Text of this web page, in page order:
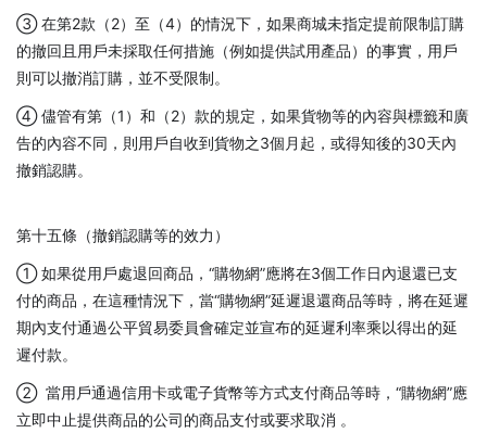
③ 在第2款（2）至（4）的情況下，如果商城未指定提前限制訂購
的撤回且用戶未採取任何措施（例如提供試用產品）的事實，用戶
則可以撤消訂購，並不受限制。
④ 儘管有第（1）和（2）款的規定，如果貨物等的內容與標籤和廣
告的內容不同，則用戶自收到貨物之3個月起，或得知後的30天內
撤銷認購。
第十五條（撤銷認購等的效力）
① 如果從用戶處退回商品，“購物網”應將在3個工作日內退還已支
付的商品，在這種情況下，當“購物網”延遲退還商品等時，將在延遲
期內支付通過公平貿易委員會確定並宣布的延遲利率乘以得出的延
遲付款。
② 當用戶通過信用卡或電子貨幣等方式支付商品等時，“購物網”應
立即中止提供商品的公司的商品支付或要求取消 。